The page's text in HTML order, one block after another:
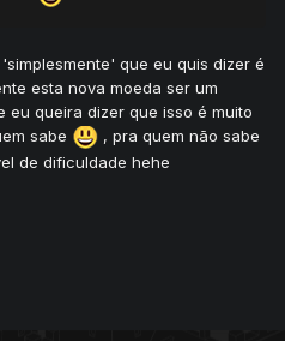
que eu quis dizer é
esta nova moeda ser um
eu queira dizer que isso é muito
sabe
, pra quem não sabe
de dificuldade hehe